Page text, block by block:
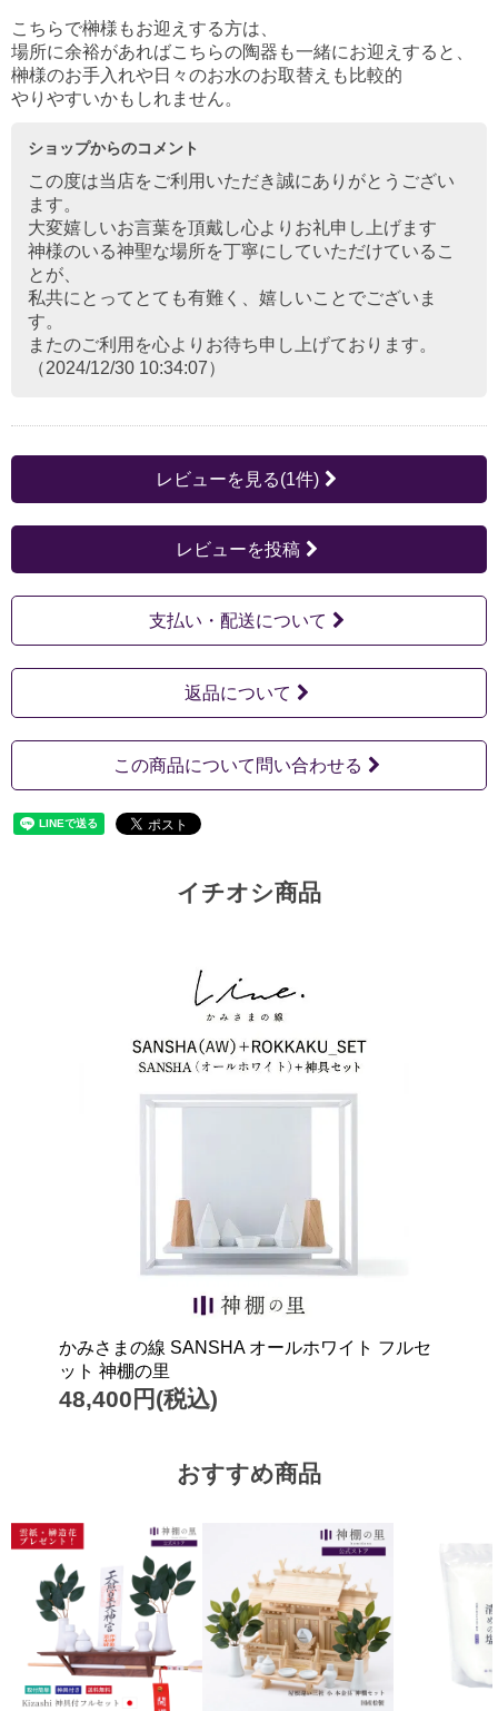
こちらで榊様もお迎えする方は、
場所に余裕があればこちらの陶器も一緒にお迎えすると、
榊様のお手入れや日々のお水のお取替えも比較的
やりやすいかもしれません。
ショップからのコメント
この度は当店をご利用いただき誠にありがとうござい
ます。
大変嬉しいお言葉を頂戴し心よりお礼申し上げます
神様のいる神聖な場所を丁寧にしていただけているこ
とが、
私共にとってとても有難く、嬉しいことでございま
す。
またのご利用を心よりお待ち申し上げております。
（2024/12/30 10:34:07）
レビューを見る(1件)
レビューを投稿
支払い・配送について
返品について
この商品について問い合わせる
イチオシ商品
かみさまの線 SANSHA オールホワイト フルセ
ット 神棚の里
48,400円(税込)
おすすめ商品